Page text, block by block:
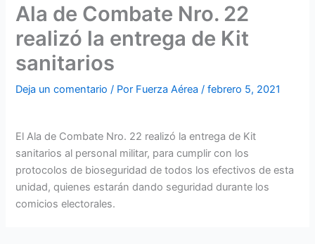
Ala de Combate Nro. 22
realizó la entrega de Kit
sanitarios
Deja un comentario / Por Fuerza Aérea/febrero 5, 2021
El Ala de Combate Nro. 22 realizó la entrega de Kit
sanitarios al personal militar, para cumplir con los
protocolos de bioseguridad de todos los efectivos de esta
unidad, quienes estarán dando seguridad durante los
comicios electorales.